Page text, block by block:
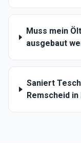
Muss mein
ausgebaut
Saniert
Remscheid in